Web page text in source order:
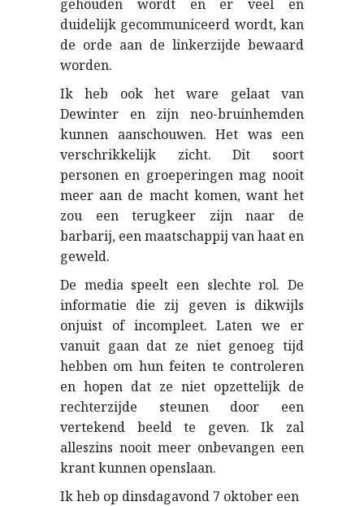
gehouden wordt en er veel en
duidelijk gecommuniceerd wordt, kan
de orde aan de linkerzijde bewaard
worden.
Ik heb ook het ware gelaat van
Dewinter en zijn neo-bruinhemden
kunnen aanschouwen. Het was een
verschrikkelijk zicht. Dit soort
personen en groeperingen mag nooit
meer aan de macht komen, want het
zou een terugkeer zijn naar de
barbarij, een maatschappij van haat en
geweld.
De media speelt een slechte rol. De
informatie die zij geven is dikwijls
onjuist of incompleet. Laten we er
vanuit gaan dat ze niet genoeg tijd
hebben om hun feiten te controleren
en hopen dat ze niet opzettelijk de
rechterzijde steunen door een
vertekend beeld te geven. Ik zal
alleszins nooit meer onbevangen een
krant kunnen openslaan.
Ik heb op dinsdagavond 7 oktober een